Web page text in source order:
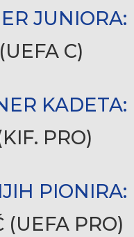
JUNIORA:
UEFA C)
KADETA:
PRO)
PIONIRA:
(UEFA PRO)